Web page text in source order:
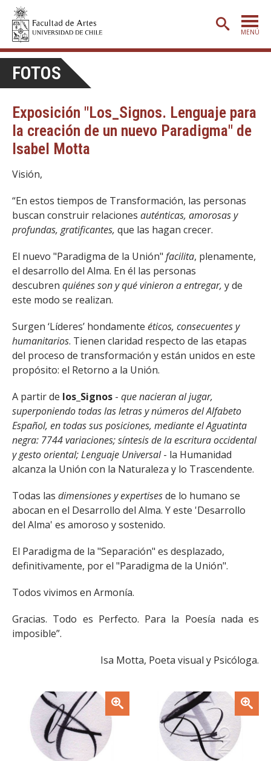
MENÚ
ETAPA BÁSICA
CARRERAS
CREACIÓNE INVESTIGACIÓN
BIBLIOTECA
DEPARTAMENTOS
FACULTAD
Estudiantes
Académicas/os Egresadas/os
FOTOS
Exposición "Los_Signos. Lenguaje para
la creación de un nuevo Paradigma" de
Isabel Motta
Visión,
“En estos tiempos de Transformación, las personas
buscan construir relaciones auténticas, amorosas y
profundas, gratificantes, que las hagan crecer.
El nuevo "Paradigma de la Unión" facilita, plenamente,
el desarrollo del Alma. En él las personas
descubren quiénes son y qué vinieron a entregar, y de
este modo se realizan.
Surgen ‘Líderes’ hondamente éticos, consecuentes y
humanitarios. Tienen claridad respecto de las etapas
del proceso de transformación y están unidos en este
propósito: el Retorno a la Unión.
A partir de los_Signos - que nacieran al jugar,
superponiendo todas las letras y números del Alfabeto
Español, en todas sus posiciones, mediante el Aguatinta
negra: 7744 variaciones; síntesis de la escritura occidental
y gesto oriental; Lenguaje Universal- la Humanidad
alcanza la Unión con la Naturaleza y lo Trascendente.
Todas las dimensiones y expertisesde lo humano se
abocan en el Desarrollo del Alma. Y este 'Desarrollo
del Alma' es amoroso y sostenido.
El Paradigma de la "Separación" es desplazado,
definitivamente, por el "Paradigma de la Unión".
Todos vivimos en Armonía.
Gracias. Todo es Perfecto. Para la Poesía nada es
imposible”.
Isa Motta, Poeta visual y Psicóloga.
Zoom Zoom